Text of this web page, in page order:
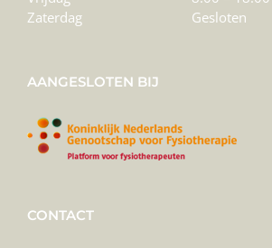
Zaterdag
Gesloten
AANGESLOTEN BIJ
CONTACT